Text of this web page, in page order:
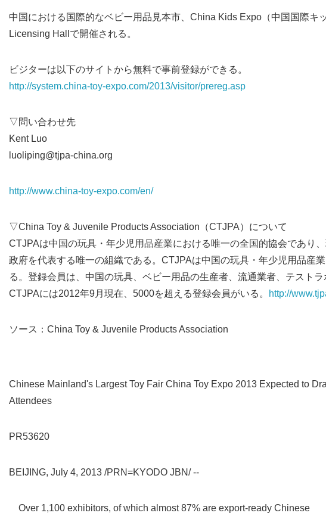
中国における国際的なベビー用品見本市、China Kids Expo（中国国際キ
Licensing Hallで開催される。
ビジターは以下のサイトから無料で事前登録ができる。
http://system.china-toy-expo.com/2013/visitor/prereg.asp
▽問い合わせ先
Kent Luo
luoliping@tjpa-china.org
http://www.china-toy-expo.com/en/
▽China Toy & Juvenile Products Association（CTJPA）について
CTJPAは中国の玩具・年少児用品産業における唯一の全国的協会であり
政府を代表する唯一の組織である。CTJPAは中国の玩具・年少児用品産
る。登録会員は、中国の玩具、ベビー用品の生産者、流通業者、テストラ
CTJPAには2012年9月現在、5000を超える登録会員がいる。
http://
ソース：China Toy & Juvenile Products Association
Chinese Mainland's Largest Toy Fair China Toy Expo 2013 Expected to
Attendees
PR53620
BEIJING, July 4, 2013 /PRN=KYODO JBN/ --
Over 1,100 exhibitors, of which almost 87% are export-ready Chinese